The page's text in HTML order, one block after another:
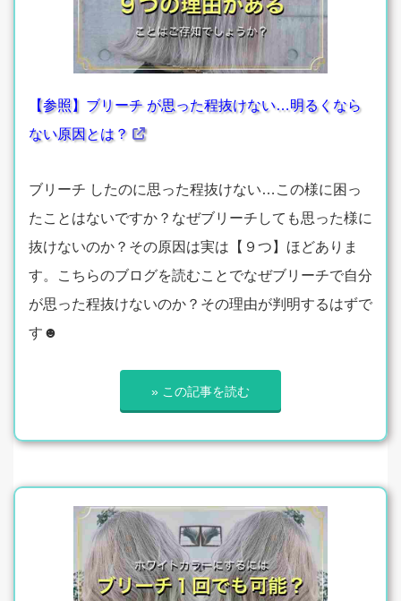
【参照】ブリーチ が思った程抜けない…明るくなら
ない原因とは？
ブリーチ したのに思った程抜けない…この様に困っ
たことはないですか？なぜブリーチしても思った様に
抜けないのか？その原因は実は【９つ】ほどありま
す。こちらのブログを読むことでなぜブリーチで自分
が思った程抜けないのか？その理由が判明するはずで
す☻
» この記事を読む